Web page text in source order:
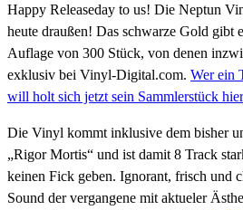
Happy Releaseday to us! Die Neptun
heute draußen! Das schwarze Gold gibt
Auflage von 300 Stück, von denen
exklusiv bei Vinyl-Digital.com. Wer ein
will holt sich jetzt sein Sammlerstück hier
Die Vinyl kommt inklusive dem bisher
„Rigor Mortis“ und ist damit 8 Track
keinen Fick geben. Ignorant, frisch und
Sound der vergangene mit aktueler